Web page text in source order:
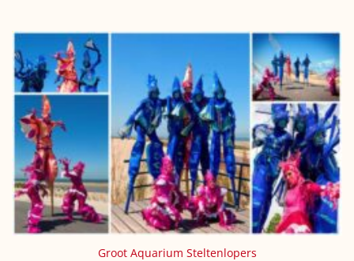
Groot Aquarium Steltenlopers